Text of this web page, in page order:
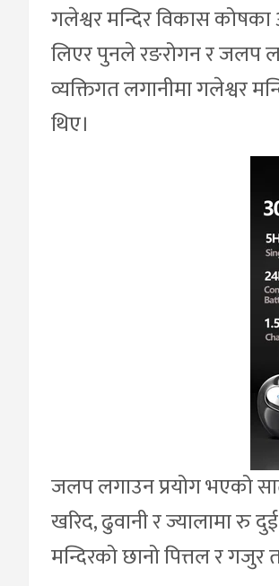
गलेश्वर मन्दिर विकास कोषका
लिएर पुनले रङरोगन र जलप
व्यक्तिगत लगानीमा गलेश्वर
थिए।
जलप लगाउन प्रयोग भएको
खरिद, ढुवानी र ज्यालामा रु
मन्दिरको छानो पित्तल र गजुर